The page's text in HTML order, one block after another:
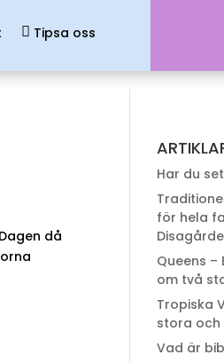
Tipsa oss
då
Har du
för hela
Queens –
om två
Tropiska
stora och
Vad är